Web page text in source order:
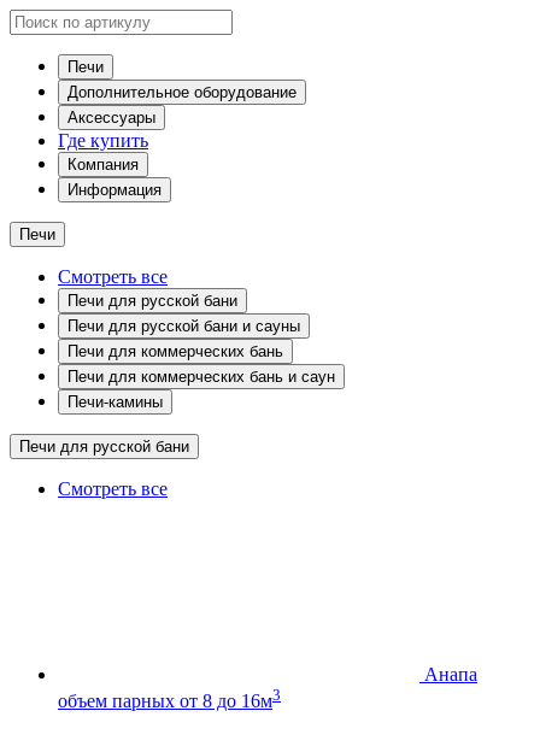
Печи
Дополнительное оборудование
Аксессуары
Где купить
Компания
Информация
Печи
Смотреть все
Печи для русской бани
Печи для русской бани и сауны
Печи для коммерческих бань
Печи для коммерческих бань и саун
Печи-камины
Печи для русской бани
Смотреть все
Анапа
объем парных от 8 до 16м3